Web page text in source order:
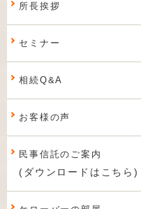
所長挨拶
セミナー
相続Q&A
お客様の声
民事信託のご案内
(ダウンロードはこちら)